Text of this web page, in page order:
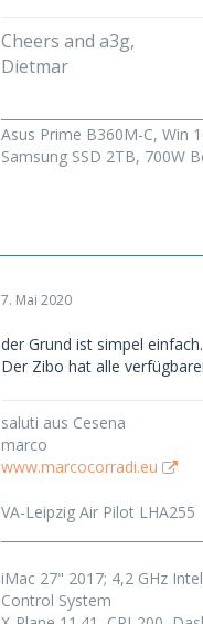
Cheers and a3g,
Dietmar
Asus Prime B360M-C, Win
Samsung SSD 2TB, 700W
7. Mai 2020
der Grund ist simpel einfach.
Der Zibo hat alle
saluti aus Cesena
marco
www.marcocorradi.eu
VA-Leipzig Air Pilot LHA255
iMac 27" 2017; 4,2 GHz
Control System